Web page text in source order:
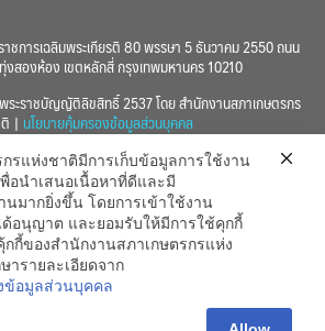
ชการเฉลิมพระเกียรติ 80 พรรษา 5 ธันวาคม 2550 ถนน
งสองห้อง เขตหลักสี่ กรุงเทพมหานคร 10210
ะราชบัญญัติลิขสิทธิ์ 2537 โดย สำนักงานสภาเกษตรกร
| นโยบายคุ้มครองข้อมูลส่วนบุคคล
รแห่งชาติมีการเก็บข้อมูลการใช้งาน
พื่อนำเสนอเนื้อหาที่ดีและมี
มากยิ่งขึ้น โดยการเข้าใช้งาน
ด้อนุญาต และยอมรับให้มีการใช้คุกกี้
กี้ของสำนักงานสภาเกษตรกรแห่ง
ารายละเอียดจาก
ข้อมูลส่วนบุคคล